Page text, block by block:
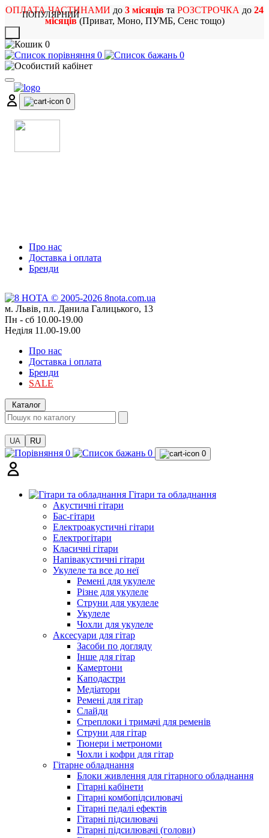
ОПЛАТА ЧАСТИНАМИ до 3 місяців та РОЗСТРОЧКА до 24
місяців(Приват, Моно, ПУМБ, Сенс тощо)
0
0
0
0
Про нас
Доставка і оплата
Бренди
м. Львів, пл. Данила Галицького, 13
Пн - сб 10.00-19.00
Неділя 11.00-19.00
Про нас
Доставка і оплата
Бренди
SALE
Каталог
UA RU
0 0 0
Гітари та обладнання
Акустичні гітари
Бас-гітари
Електроакустичні гітари
Електрогітари
Класичні гітари
Напівакустичні гітари
Укулеле та все до неї
Ремені для укулеле
Різне для укулеле
Струни для укулеле
Укулеле
Чохли для укулеле
Аксесуари для гітар
Засоби по догляду
Інше для гітар
Камертони
Каподастри
Медіатори
Ремені для гітар
Слайди
Стреплоки і тримачі для ременів
Струни для гітар
Тюнери і метрономи
Чохли і кофри для гітар
Гітарне обладнання
Блоки живлення для гітарного обладнання
Гітарні кабінети
Гітарні комбопідсилювачі
Гітарні педалі ефектів
Гітарні підсилювачі
Гітарні підсилювачі (голови)
ПОПУЛЯРНИЙ